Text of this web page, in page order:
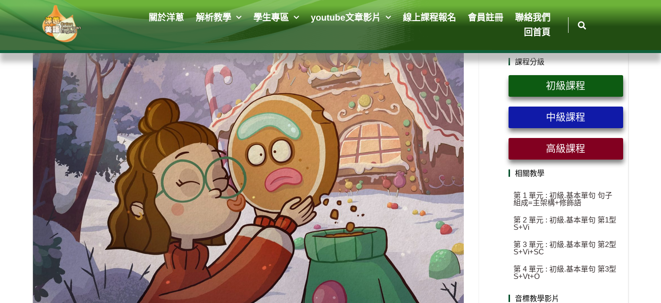
關於洋蔥 解析教學 學生專區 youtube文章影片 線上課程報名 會員註冊
聯絡我們
回首頁
課程分級
初級課程
中級課程
高級課程
相關教學
第 1 單元 : 初級.基本單句 句子
組成=主架構+修飾語
第 2 單元 : 初級.基本單句 第1型
S+Vi
第 3 單元 : 初級.基本單句 第2型
S+Vi+SC
第 4 單元 : 初級.基本單句 第3型
S+Vt+O
音標教學影片